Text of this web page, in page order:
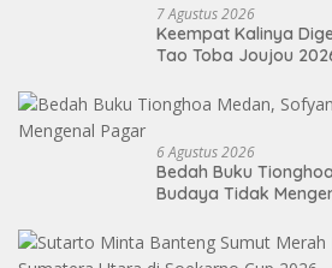
7 Agustus 2026
Keempat Kalinya
Tao Toba Joujou
6 Agustus 2026
Bedah Buku
Budaya Tidak